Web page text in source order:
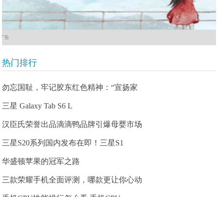
广告
热门排行
勿忘国耻，牢记胶东红色精神：“宣扬家
三星 Galaxy Tab S6 L
汉臣氏荣誉出品滴滴鸭品牌引爆母婴市场
三星S20系列国内发布在即！三星S1
华盛顿苹果的冠军之路
三款荣耀手机全面评测，哪款更让你心动